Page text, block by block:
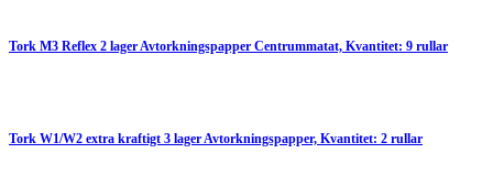
Tork M3 Reflex 2 lager Avtorkningspapper Centrummatat, Kvantitet: 9 rullar
Tork W1/W2 extra kraftigt 3 lager Avtorkningspapper, Kvantitet: 2 rullar